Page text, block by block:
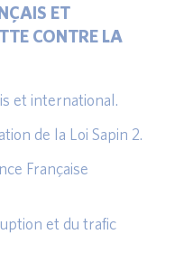
ET
CONTRE LA
et international.
de la Loi Sapin 2.
Française
et du trafic